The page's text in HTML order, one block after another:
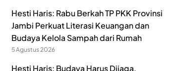
Hesti Haris: Rabu Berkah TP PKK Provinsi
Jambi Perkuat Literasi Keuangan dan
Budaya Kelola Sampah dari Rumah
5 Agustus 2026
Hesti Haris: Budaya Harus Dijaga,